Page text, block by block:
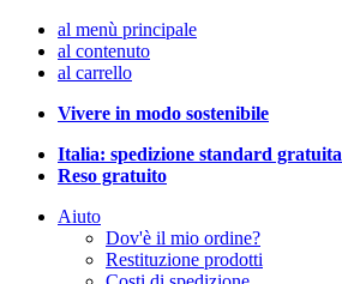
al menù principale
al contenuto
al carrello
Vivere in modo sostenibile
Italia: spedizione standard gratuita
Reso gratuito
Aiuto
Dov'è il mio ordine?
Restituzione prodotti